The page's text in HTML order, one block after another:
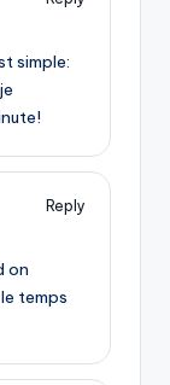
simple:
Reply
on
temps